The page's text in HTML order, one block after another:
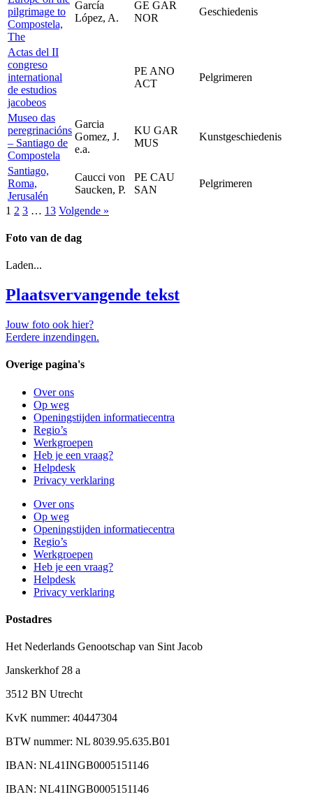
pilgrimage to
Compostela,
The
García
López, A.
GE GAR
NOR
Geschiedenis
Actas del II
congreso
international
de estudios
jacobeos
PE ANO
ACT
Pelgrimeren
Museo das
peregrinacións
– Santiago de
Compostela
Garcia
Gomez, J.
e.a.
KU GAR
MUS
Kunstgeschiedenis
Santiago,
Roma,
Jerusalén
Caucci von
Saucken, P.
PE CAU
SAN
Pelgrimeren
1 2 3 … 13 Volgende »
Foto van de dag
Laden...
Plaatsvervangende tekst
Jouw foto ook hier?
Eerdere inzendingen.
Overige pagina's
Over ons
Op weg
Openingstijden informatiecentra
Regio’s
Werkgroepen
Heb je een vraag?
Helpdesk
Privacy verklaring
Over ons
Op weg
Openingstijden informatiecentra
Regio’s
Werkgroepen
Heb je een vraag?
Helpdesk
Privacy verklaring
Postadres
Het Nederlands Genootschap van Sint Jacob
Janskerkhof 28 a
3512 BN Utrecht
KvK nummer: 40447304
BTW nummer: NL 8039.95.635.B01
IBAN: NL41INGB0005151146
IBAN: NL41INGB0005151146